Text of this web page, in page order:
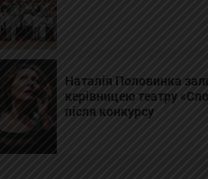
Наталія Половинка
керівницею театру
після конкурсу